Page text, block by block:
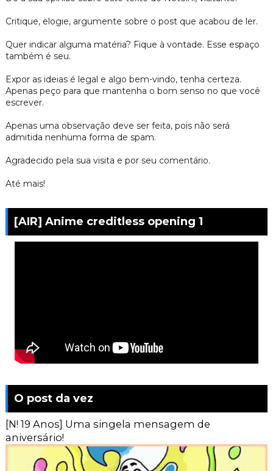
Critique, elogie, argumente sobre o post que acabou de ler.
Quer indicar alguma matéria? Fique à vontade. Esse espaço
também é seu.
Expor as ideias é legal e algo bem-vindo, tenha certeza.
Apenas peço para que mantenha o bom senso no que você
escrever.
Apenas uma observação deve ser feita, pois não será
admitida nenhuma forma de spam.
Agradecido pela sua visita e por seu comentário.
Até mais!
[AIR] Anime creditless opening 1
O post da vez
[N! 19 Anos] Uma singela mensagem de
aniversário!